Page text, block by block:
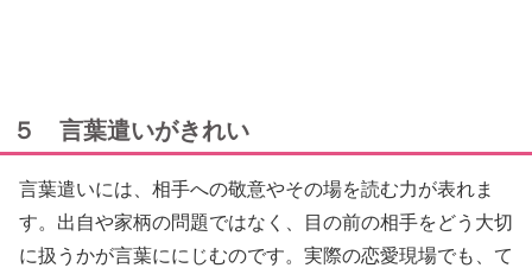
５ 言葉遣いがきれい
言葉遣いには、相手への敬意やその場を読む力が表れま
す。出自や家柄の問題ではなく、目の前の相手をどう大切
に扱うかが言葉ににじむのです。実際の恋愛現場でも、て